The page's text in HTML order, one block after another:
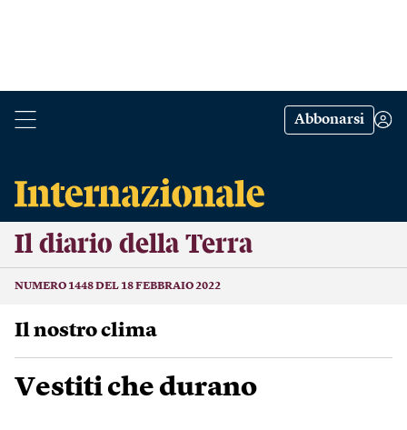
Abbonarsi
Il diario della Terra
NUMERO 1448 DEL 18 FEBBRAIO 2022
Il nostro clima
Vestiti che durano